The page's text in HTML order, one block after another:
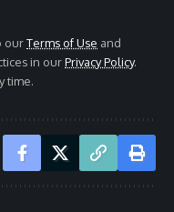
ourTerms of Use and
in ourPrivacy Policy.
time.